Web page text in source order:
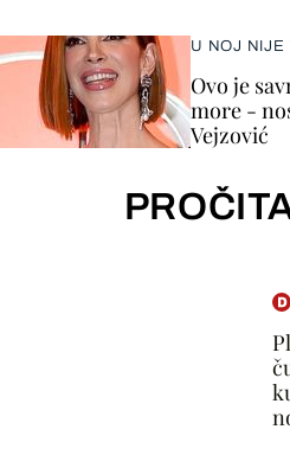
U NOJ NIJE
Ovo je
more -
Vejzović